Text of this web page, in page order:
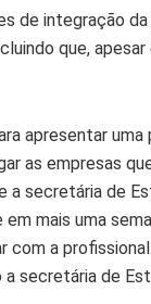
de integração
que,
apresentar uma
as empresas
a secretária de
mais uma
com a
secretária de